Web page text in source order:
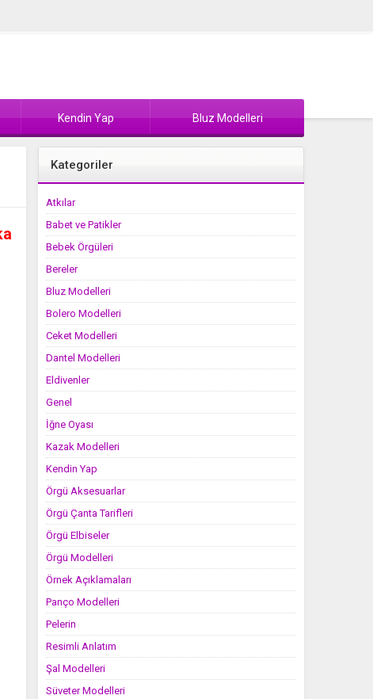
Kendin Yap Bluz Modelleri
Kategoriler
Atkılar
Babet ve Patikler
Bebek Örgüleri
Bereler
Bluz Modelleri
Bolero Modelleri
Ceket Modelleri
Dantel Modelleri
Eldivenler
Genel
İğne Oyası
Kazak Modelleri
Kendin Yap
Örgü Aksesuarlar
Örgü Çanta Tarifleri
Örgü Elbiseler
Örgü Modelleri
Örnek Açıklamaları
Panço Modelleri
Pelerin
Resimli Anlatım
Şal Modelleri
Süveter Modelleri